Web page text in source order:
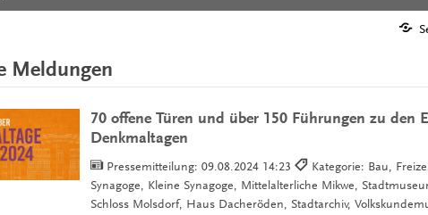
Meldungen
70 offene Türen und über 150 Führungen zu den
Denkmaltagen
Pressemitteilung:09.08.2024 14:23
Kategorie: Bau,
Synagoge, Kleine Synagoge, Mittelalterliche Mikwe,
Schloss Molsdorf, Haus Dacheröden, Stadtarchiv,